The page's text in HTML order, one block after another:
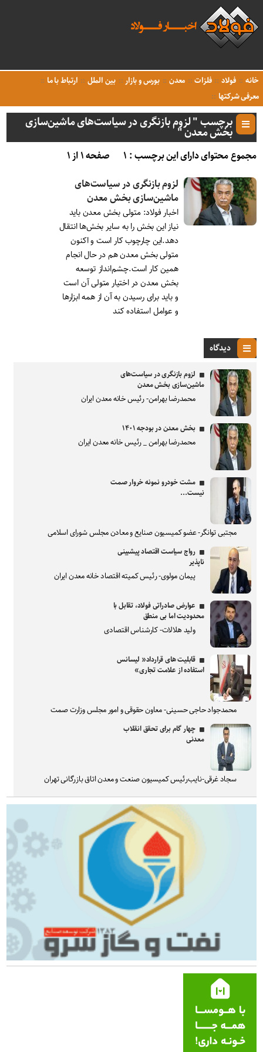
خانه فولاد فلزات معدن بورس و بازار بین الملل
ارتباط با ما
معرفی شرکتها
برچسب " لزوم بازنگری در سیاست‌های ماشین‌سازی
بخش معدن "
مجموع محتوای دارای این برچسب : ۱
صفحه ۱ از ۱
لزوم بازنگری در سیاست‌های
ماشین‌سازی بخش معدن
اخبار فولاد: متولی بخش معدن باید
نیاز این بخش را به سایر بخش‌ها انتقال
دهد.این چارچوب کار است و اکنون
متولی بخش معدن هم در حال انجام
همین کار است.چشم‌انداز توسعه
بخش معدن در اختیار متولی آن است
و باید برای رسیدن به آن از همه ابزارها
و عوامل استفاده کند
دیدگاه
لزوم بازنگری در سیاست‌های
ماشین‌سازی بخش معدن
محمدرضا بهرامن- رئیس خانه معدن ایران
بخش معدن در بودجه ۱۴۰۱
محمدرضا بهرامن _ رئیس خانه معدن ایران
مشت خودرو نمونه خروار صمت
نیست...
مجتبی توانگر- عضو کمیسیون صنایع و معادن مجلس شورای اسلامی
رواج سیاست اقتصاد پیشبینی
ناپذیر
پیمان مولوی- رئیس کمیته اقتصاد خانه معدن ایران
عوارض صادراتی فولاد، تقابل با
محدودیت اما بی منطق
ولید هلالات- کارشناس اقتصادی
قابلیت های قرارداد« لیسانس
استفاده از علامت تجاری»
محمدجواد حاجی حسینی- معاون حقوقی و امور مجلس وزارت صمت
چهار گام برای تحقق انقلاب
معدنی
سجاد غرقی-نایب‌رئیس کمیسیون صنعت و معدن اتاق بازرگانی تهران